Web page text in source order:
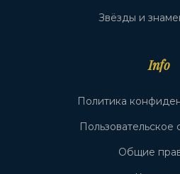
Звёзды и
Info
Политика
Пользовательское
Общие